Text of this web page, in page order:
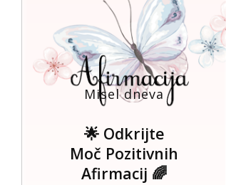
Misel dneva
🌟 Odkrijte
Moč Pozitivnih
Afirmacij 🌈